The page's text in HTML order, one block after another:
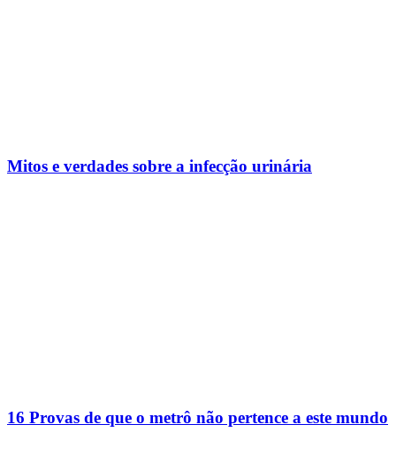
Mitos e verdades sobre a infecção urinária
16 Provas de que o metrô não pertence a este mundo